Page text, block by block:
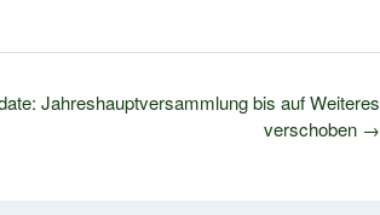
Jahreshauptversammlung bis auf Weiteres
verschoben →